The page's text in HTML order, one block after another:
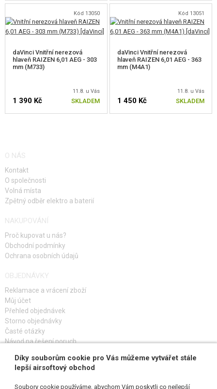
Kód 13050
daVinci Vnitřní nerezová
hlaveň RAIZEN 6,01 AEG - 303
mm (M733)
11.8. u Vás
1 390 Kč SKLADEM
Kód 13051
daVinci Vnitřní nerezová
hlaveň RAIZEN 6,01 AEG - 363
mm (M4A1)
11.8. u Vás
1 450 Kč SKLADEM
O NÁS
Kontakt
O společnosti
Volná místa
Zpětný odběr elektro a baterií
NAKUPOVÁNÍ
Proč kupovat u nás?
Obchodní podmínky
Ochrana osobních údajů
OBJEDNÁVKY
Reklamace a vrácení zboží
Můj účet
Přehled objednávek
Storno objednávky
Časté otázky
Návod na řešení poruch
PŘIHLAŠ SE K ODBĚRU
Díky souborům cookie pro Vás můžeme vytvářet stále
lepší airsoftový obchod
Soubory cookie používáme, abychom Vám poskytli co nejlepší